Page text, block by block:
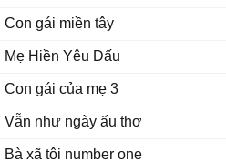
Con gái miền tây
Mẹ Hiền Yêu Dấu
Con gái của mẹ 3
Vẫn như ngày ấu thơ
Bà xã tôi number one